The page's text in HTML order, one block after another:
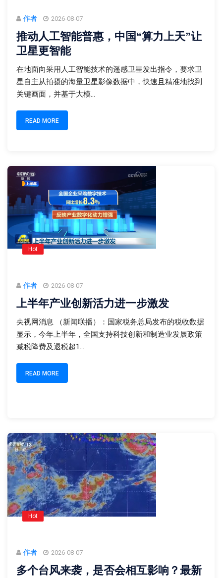
作者 2026-08-07
推动人工智能普惠，中国“算力上天”让
卫星更智能
在地面向采用人工智能技术的遥感卫星发出指令，要求卫
星自主从拍摄的海量卫星影像数据中，快速且精准地找到
关键画面，并基于大模...
READ MORE
Hot
作者 2026-08-07
上半年产业创新活力进一步激发
央视网消息 （新闻联播）：国家税务总局发布的税收数据
显示，今年上半年，全国支持科技创新和制造业发展政策
减税降费及退税超1...
READ MORE
Hot
作者 2026-08-07
多个台风来袭，是否会相互影响？最新